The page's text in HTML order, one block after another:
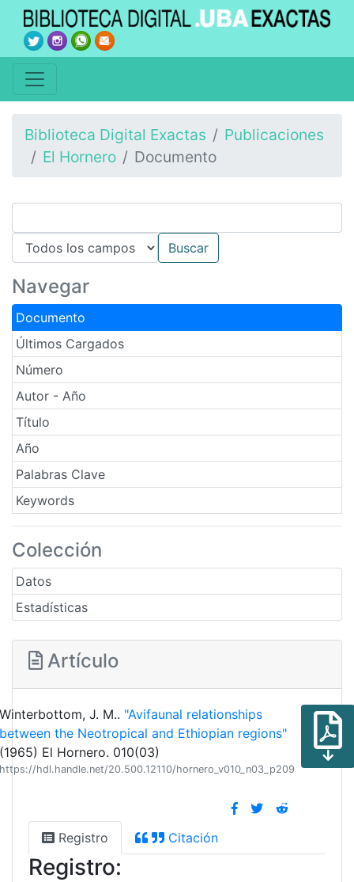
Biblioteca Digital Exactas
Publicaciones
El Hornero
Documento
Navegar
Documento
Últimos Cargados
Número
Autor - Año
Título
Año
Palabras Clave
Keywords
Colección
Datos
Estadísticas
Artículo
Winterbottom, J. M.. "Avifaunal relationships
between the Neotropical and Ethiopian regions"
(1965) El Hornero. 010(03)
https://hdl.handle.net/20.500.12110/hornero_v010_n03_p209
Registro Citación
Registro: